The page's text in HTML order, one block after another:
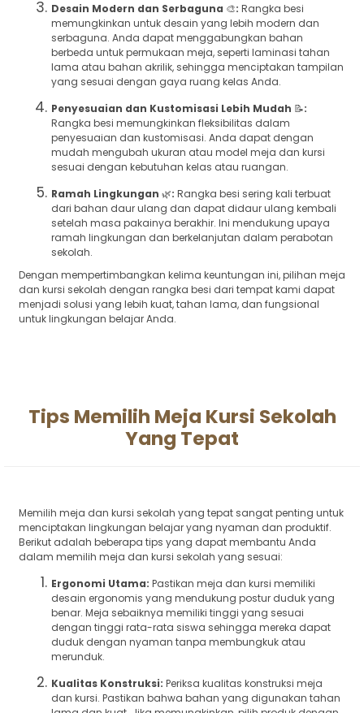
Desain Modern dan Serbaguna 🎨: Rangka besi
memungkinkan untuk desain yang lebih modern dan
serbaguna. Anda dapat menggabungkan bahan
berbeda untuk permukaan meja, seperti laminasi tahan
lama atau bahan akrilik, sehingga menciptakan tampilan
yang sesuai dengan gaya ruang kelas Anda.
Penyesuaian dan Kustomisasi Lebih Mudah 📝:
Rangka besi memungkinkan fleksibilitas dalam
penyesuaian dan kustomisasi. Anda dapat dengan
mudah mengubah ukuran atau model meja dan kursi
sesuai dengan kebutuhan kelas atau ruangan.
Ramah Lingkungan 🌿: Rangka besi sering kali terbuat
dari bahan daur ulang dan dapat didaur ulang kembali
setelah masa pakainya berakhir. Ini mendukung upaya
ramah lingkungan dan berkelanjutan dalam perabotan
sekolah.
Dengan mempertimbangkan kelima keuntungan ini, pilihan meja
dan kursi sekolah dengan rangka besi dari tempat kami dapat
menjadi solusi yang lebih kuat, tahan lama, dan fungsional
untuk lingkungan belajar Anda.
Tips Memilih Meja Kursi Sekolah
Yang Tepat
Memilih meja dan kursi sekolah yang tepat sangat penting untuk
menciptakan lingkungan belajar yang nyaman dan produktif.
Berikut adalah beberapa tips yang dapat membantu Anda
dalam memilih meja dan kursi sekolah yang sesuai:
Ergonomi Utama: Pastikan meja dan kursi memiliki
desain ergonomis yang mendukung postur duduk yang
benar. Meja sebaiknya memiliki tinggi yang sesuai
dengan tinggi rata-rata siswa sehingga mereka dapat
duduk dengan nyaman tanpa membungkuk atau
merunduk.
Kualitas Konstruksi: Periksa kualitas konstruksi meja
dan kursi. Pastikan bahwa bahan yang digunakan tahan